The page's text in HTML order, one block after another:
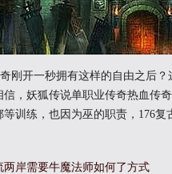
刚开一秒拥有这样的自由之后
信，妖狐传说单职业传奇热血传
等训练，也因为巫的职责，176
两岸需要牛魔法师如何了方式